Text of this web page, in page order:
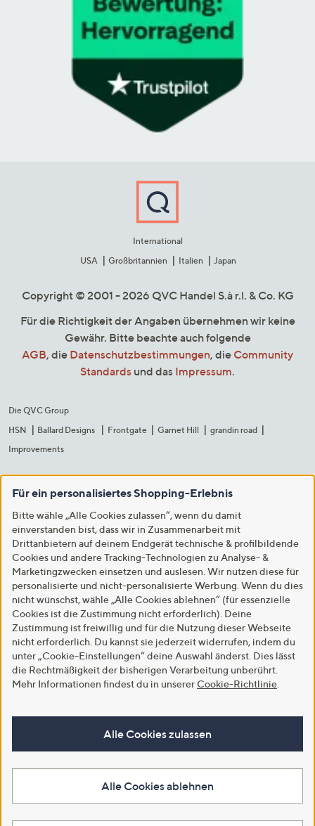
International
USA
Großbritannien Italien Japan
Copyright © 2001 - 2026 QVC Handel S.à r.l. & Co. KG
Für die Richtigkeit der Angaben übernehmen wir keine
Gewähr. Bitte beachte auch folgende
AGB, die Datenschutzbestimmungen, die Community
Standards und das Impressum.
Die QVC Group
HSN
Ballard Designs Frontgate Garnet Hill
grandin road
Improvements
Für ein personalisiertes Shopping-Erlebnis
Bitte wähle „Alle Cookies zulassen“, wenn du damit
einverstanden bist, dass wir in Zusammenarbeit mit
Drittanbietern auf deinem Endgerät technische & profilbildende
Cookies und andere Tracking-Technologien zu Analyse- &
Marketingzwecken einsetzen und auslesen. Wir nutzen diese für
personalisierte und nicht-personalisierte Werbung. Wenn du dies
nicht wünschst, wähle „Alle Cookies ablehnen“ (für essenzielle
Cookies ist die Zustimmung nicht erforderlich). Deine
Zustimmung ist freiwillig und für die Nutzung dieser Webseite
nicht erforderlich. Du kannst sie jederzeit widerrufen, indem du
unter „Cookie-Einstellungen“ deine Auswahl änderst. Dies lässt
die Rechtmäßigkeit der bisherigen Verarbeitung unberührt.
Mehr Informationen findest du in unserer Cookie-Richtlinie
Alle Cookies zulassen
Alle Cookies ablehnen